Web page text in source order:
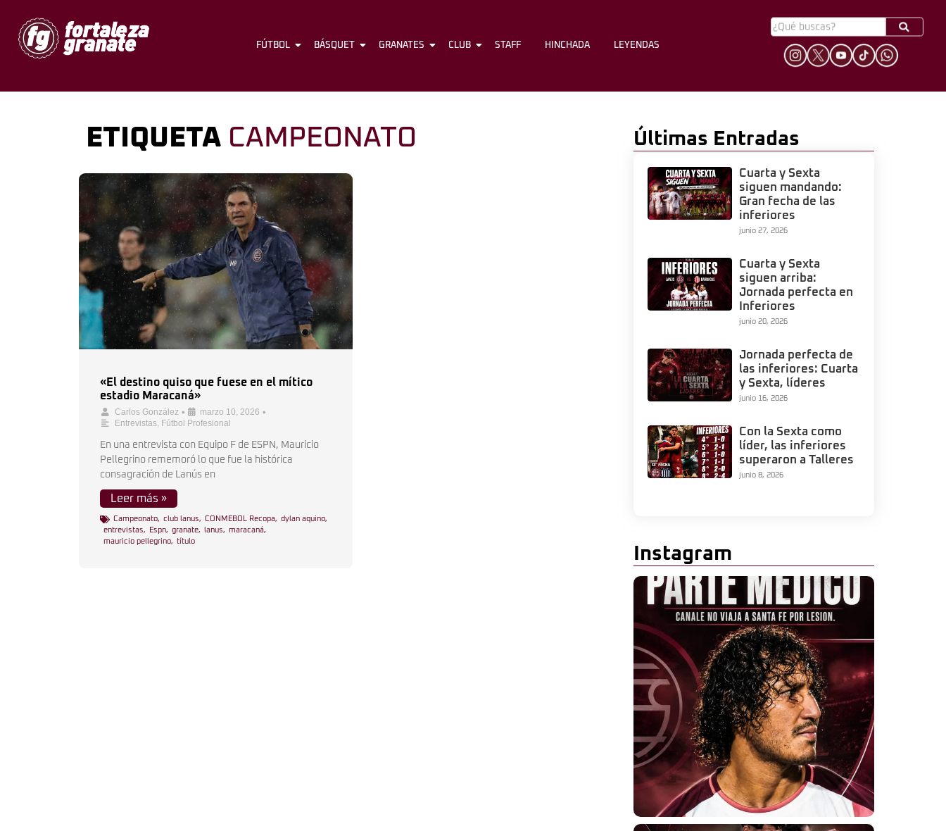
FÚTBOL BÁSQUET GRANATES CLUB STAFF HINCHADA
FÚTBOL BÁSQUET GRANATES CLUB STAFF HINCHADA LEYENDAS
ETIQUETA CAMPEONATO
«El destino quiso que fuese en el mítico
estadio Maracaná»
Carlos González • marzo 10, 2026 •
Entrevistas, Fútbol Profesional
En una entrevista con Equipo F de ESPN, Mauricio
Pellegrino rememoró lo que fue la histórica
consagración de Lanús en
Leer más »
Campeonato, club lanus, CONMEBOL Recopa, dylan aquino,
entrevistas, Espn, granate, lanus, maracaná,
mauricio pellegrino, título
Últimas Entradas
Cuarta y Sexta
siguen mandando:
Gran fecha de las
inferiores
junio 27, 2026
Cuarta y Sexta
siguen arriba:
Jornada perfecta en
Inferiores
junio 20, 2026
Jornada perfecta de
las inferiores: Cuarta
y Sexta, líderes
junio 16, 2026
Con la Sexta como
líder, las inferiores
superaron a Talleres
junio 8, 2026
Instagram